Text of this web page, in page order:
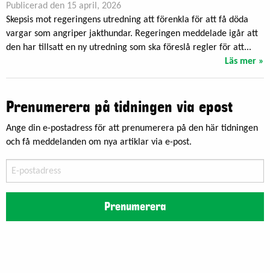
Publicerad den 15 april, 2026
Skepsis mot regeringens utredning att förenkla för att få döda
vargar som angriper jakthundar. Regeringen meddelade igår att
den har tillsatt en ny utredning som ska föreslå regler för att...
Läs mer »
Prenumerera på tidningen via epost
Ange din e-postadress för att prenumerera på den här tidningen
och få meddelanden om nya artiklar via e-post.
postadress
Prenumerera